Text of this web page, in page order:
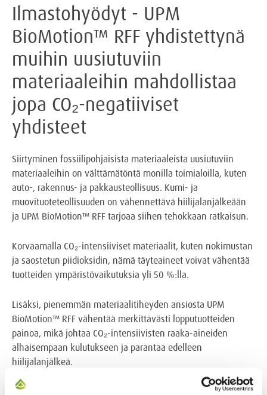
Ilmastohyödyt - UPM
BioMotion™ RFF yhdistettynä
muihin uusiutuviin
materiaaleihin mahdollistaa
jopa CO₂-negatiiviset
yhdisteet
Siirtyminen fossiilipohjaisista materiaaleista uusiutuviin
materiaaleihin on välttämätöntä monilla toimialoilla, kuten
auto-, rakennus- ja pakkausteollisuus. Kumi- ja
muovituoteteollisuuden on vähennettävä hiilijalanjälkeään
ja UPM BioMotion™ RFF tarjoaa siihen tehokkaan ratkaisun.
Korvaamalla CO₂-intensiiviset materiaalit, kuten nokimustan
ja saostetun piidioksidin, nämä täyteaineet voivat vähentää
tuotteiden ympäristövaikutuksia yli 50 %:lla.
Lisäksi, pienemmän materiaalitiheyden ansiosta UPM
BioMotion™ RFF vähentää merkittävästi lopputuotteiden
painoa, mikä johtaa CO₂-intensiivisten raaka-aineiden
alhaisempaan kulutukseen ja parantaa edelleen
hiilijalanjälkeä.